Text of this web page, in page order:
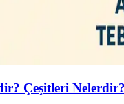
Çeşitleri